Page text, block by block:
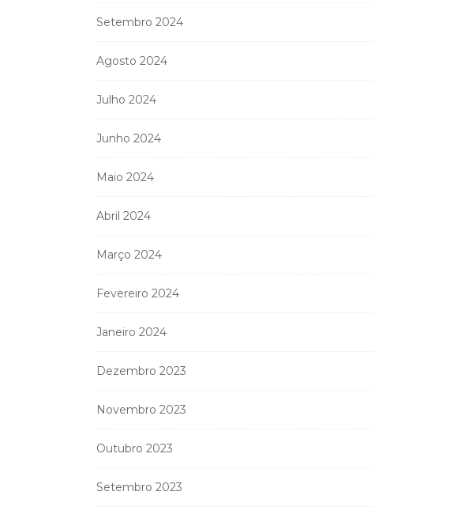
Setembro 2024
Agosto 2024
Julho 2024
Junho 2024
Maio 2024
Abril 2024
Março 2024
Fevereiro 2024
Janeiro 2024
Dezembro 2023
Novembro 2023
Outubro 2023
Setembro 2023